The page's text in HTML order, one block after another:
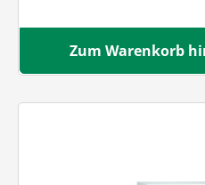
Zum Warenkorb